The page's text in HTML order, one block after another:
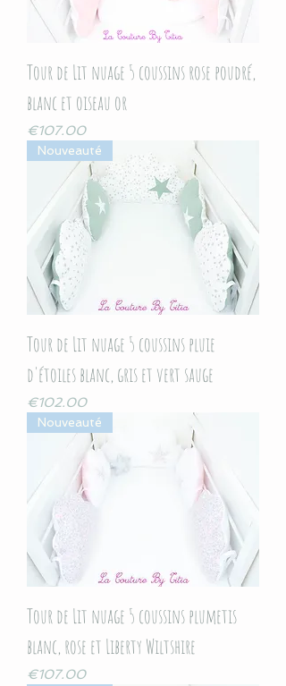
Tour de Lit nuage 5 coussins rose poudré,
blanc et oiseau or
Price
€107.00
Nouveauté
Tour de Lit nuage 5 coussins pluie
d'étoiles blanc, gris et vert sauge
Price
€102.00
Nouveauté
Tour de Lit nuage 5 coussins plumetis
blanc, rose et Liberty Wiltshire
Price
€107.00